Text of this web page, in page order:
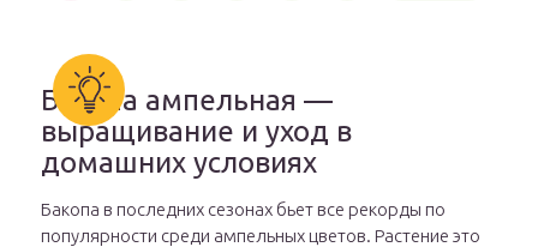
Бакопа ампельная —
выращивание и уход в
домашних условиях
Бакопа в последних сезонах бьет все рекорды по
популярности среди ампельных цветов. Растение это